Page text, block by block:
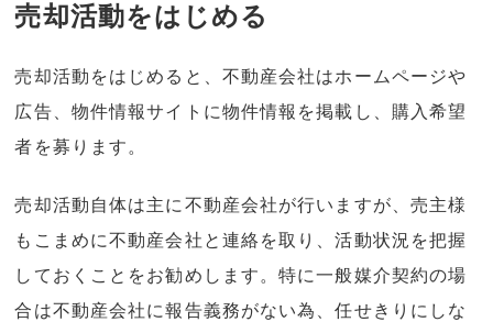
売却活動をはじめる
売却活動をはじめると、不動産会社はホームページや
広告、物件情報サイトに物件情報を掲載し、購入希望
者を募ります。
売却活動自体は主に不動産会社が行いますが、売主様
もこまめに不動産会社と連絡を取り、活動状況を把握
しておくことをお勧めします。特に一般媒介契約の場
合は不動産会社に報告義務がない為、任せきりにしな